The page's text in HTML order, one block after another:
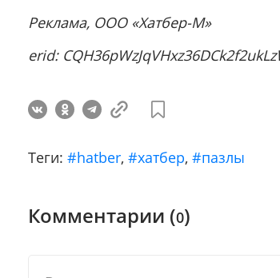
Реклама, ООО «Хатбер-М»
erid:
Теги: #hatber,#хатбер,#пазлы
Комментарии (0)